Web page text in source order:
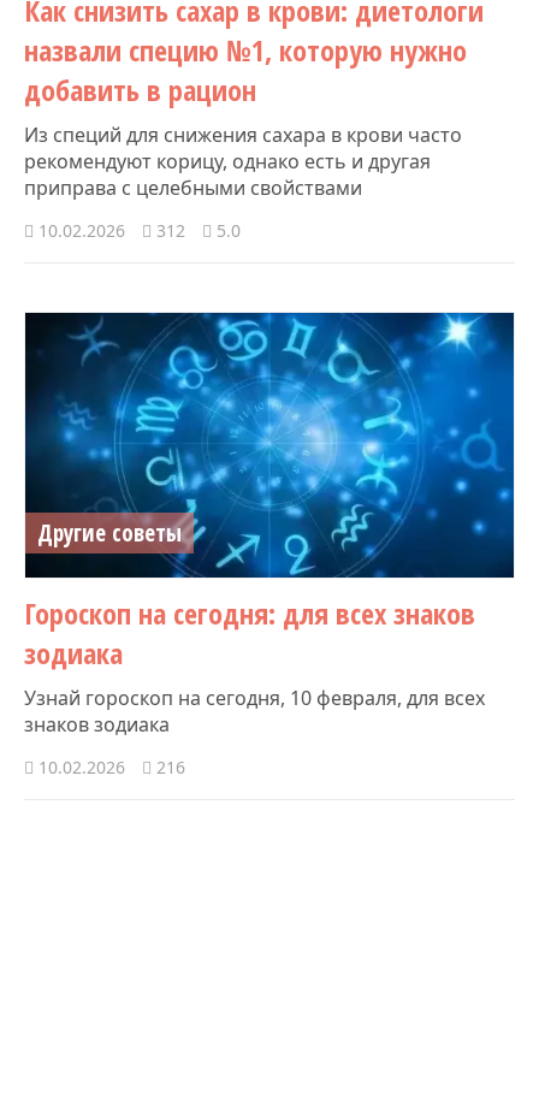
Как снизить сахар в крови: диетологи
назвали специю №1, которую нужно
добавить в рацион
Из специй для снижения сахара в крови часто
рекомендуют корицу, однако есть и другая
приправа с целебными свойствами
10.02.2026 312 5.0
Другие советы
Гороскоп на сегодня: для всех знаков
зодиака
Узнай гороскоп на сегодня, 10 февраля, для всех
знаков зодиака
10.02.2026 216